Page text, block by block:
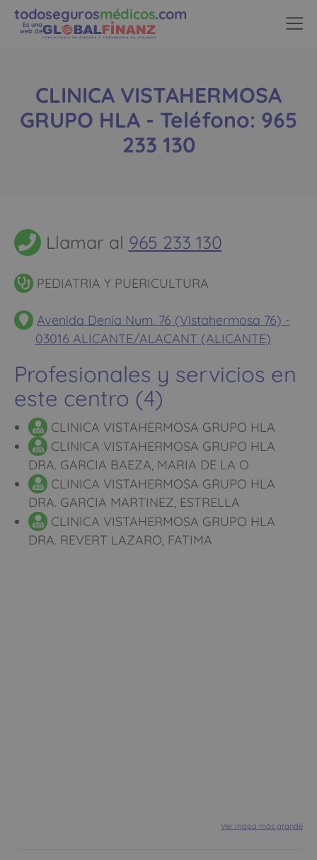
todosegurosmédicos.com
Es una
web de
CLINICA VISTAHERMOSA
GRUPO HLA - Teléfono: 965
233 130
Llamar al 965 233 130
PEDIATRIA Y PUERICULTURA
Avenida Denia Num. 76 (Vistahermosa 76) -
03016 ALICANTE/ALACANT (ALICANTE)
Profesionales y servicios en
este centro (4)
CLINICA VISTAHERMOSA GRUPO HLA
CLINICA VISTAHERMOSA GRUPO HLA
DRA. GARCIA BAEZA, MARIA DE LA O
CLINICA VISTAHERMOSA GRUPO HLA
DRA. GARCIA MARTINEZ, ESTRELLA
CLINICA VISTAHERMOSA GRUPO HLA
DRA. REVERT LAZARO, FATIMA
Ver mapa más grande